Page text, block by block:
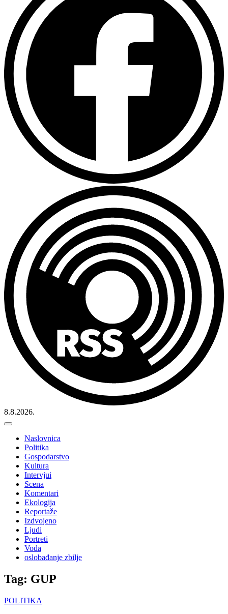
8.8.2026.
Naslovnica
Politika
Gospodarstvo
Kultura
Intervjui
Scena
Komentari
Ekologija
Reportaže
Izdvojeno
Ljudi
Portreti
Voda
oslobađanje zbilje
Tag: GUP
POLITIKA